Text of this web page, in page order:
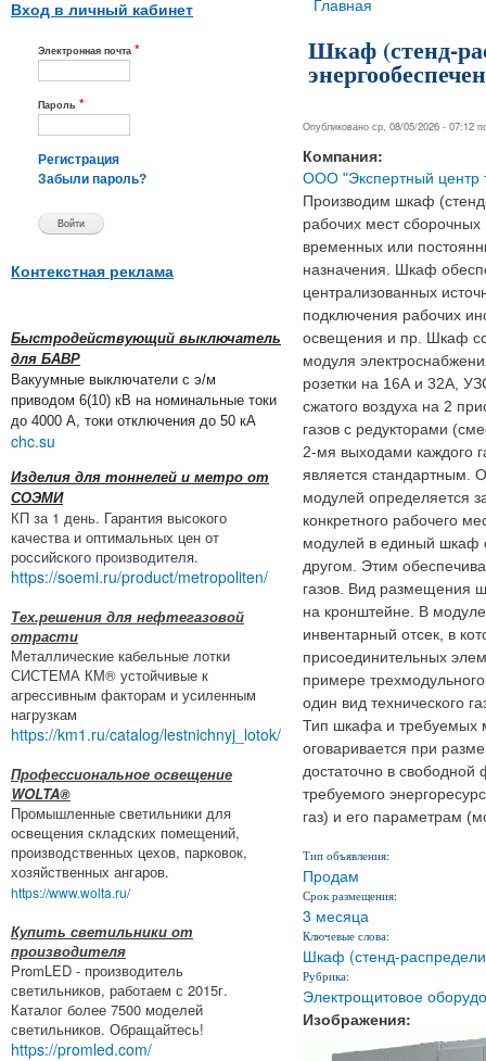
Вход в личный кабинет
Электронная почта *
Пароль *
Регистрация
Забыли пароль?
Контекстная реклама
Быстродействующий выключатель
для БАВР
Вакуумные выключатели с э/м
приводом 6(10) кВ на номинальные токи
до 4000 А, токи отключения до 50 кА
chc.su
Изделия для тоннелей и метро от
СОЭМИ
КП за 1 день. Гарантия высокого
качества и оптимальных цен от
российского производителя.
https://soemi.ru/product/metropoliten/
Тех.решения для нефтегазовой
отрасти
Металлические кабельные лотки
СИСТЕМА КМ® устойчивые к
агрессивным факторам и усиленным
нагрузкам
https://km1.ru/catalog/lestnichnyj_lotok/
Профессиональное освещение
WOLTA®
Промышленные светильники для
освещения складских помещений,
производственных цехов, парковок,
хозяйственных ангаров.
https://www.wolta.ru/
Купить светильники от
производителя
PromLED - производитель
светильников, работаем с 2015г.
Каталог более 7500 моделей
светильников. Обращайтесь!
https://promled.com/
Вы здесь
Главная
Шкаф (стенд-
Опубликовано ср, 08/05/2026 - 07:12
Компания:
ООО "Экспертный центр
Производим шкаф
рабочих мест сборочных
временных или
назначения. Шкаф
централизованных
подключения рабочих
освещения и пр. Шкаф
модуля
розетки на 16А и 32А,
сжатого воздуха на 2
газов с редукторами
2-мя выходами каждого
является стандартным.
модулей определяется
конкретного рабочего
модулей в единый шкаф
другом. Этим
газов. Вид размещения
на кронштейне. В
инвентарный отсек, в
присоединительных
примере
один вид технического
Тип шкафа и требуемых
оговаривается при
достаточно в
требуемого
газ) и его параметрам
Тип объявления:
Продам
Срок размещения:
3 месяца
Ключевые слова:
Шкаф (стенд-
Рубрика:
Электрощитовое
Изображения: